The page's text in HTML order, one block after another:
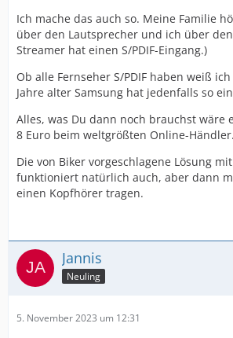
Ich mache das auch so. Meine Familie
über den Lautsprecher und ich über
Streamer hat einen S/PDIF-Eingang.)
Ob alle Fernseher S/PDIF haben weiß
Jahre alter Samsung hat jedenfalls so
Alles, was Du dann noch brauchst wäre
8 Euro beim weltgrößten Online-Händler.
Die von Biker vorgeschlagene Lösung
funktioniert natürlich auch, aber dann
einen Kopfhörer tragen.
Jannis
Neuling
5. November 2023 um 12:31